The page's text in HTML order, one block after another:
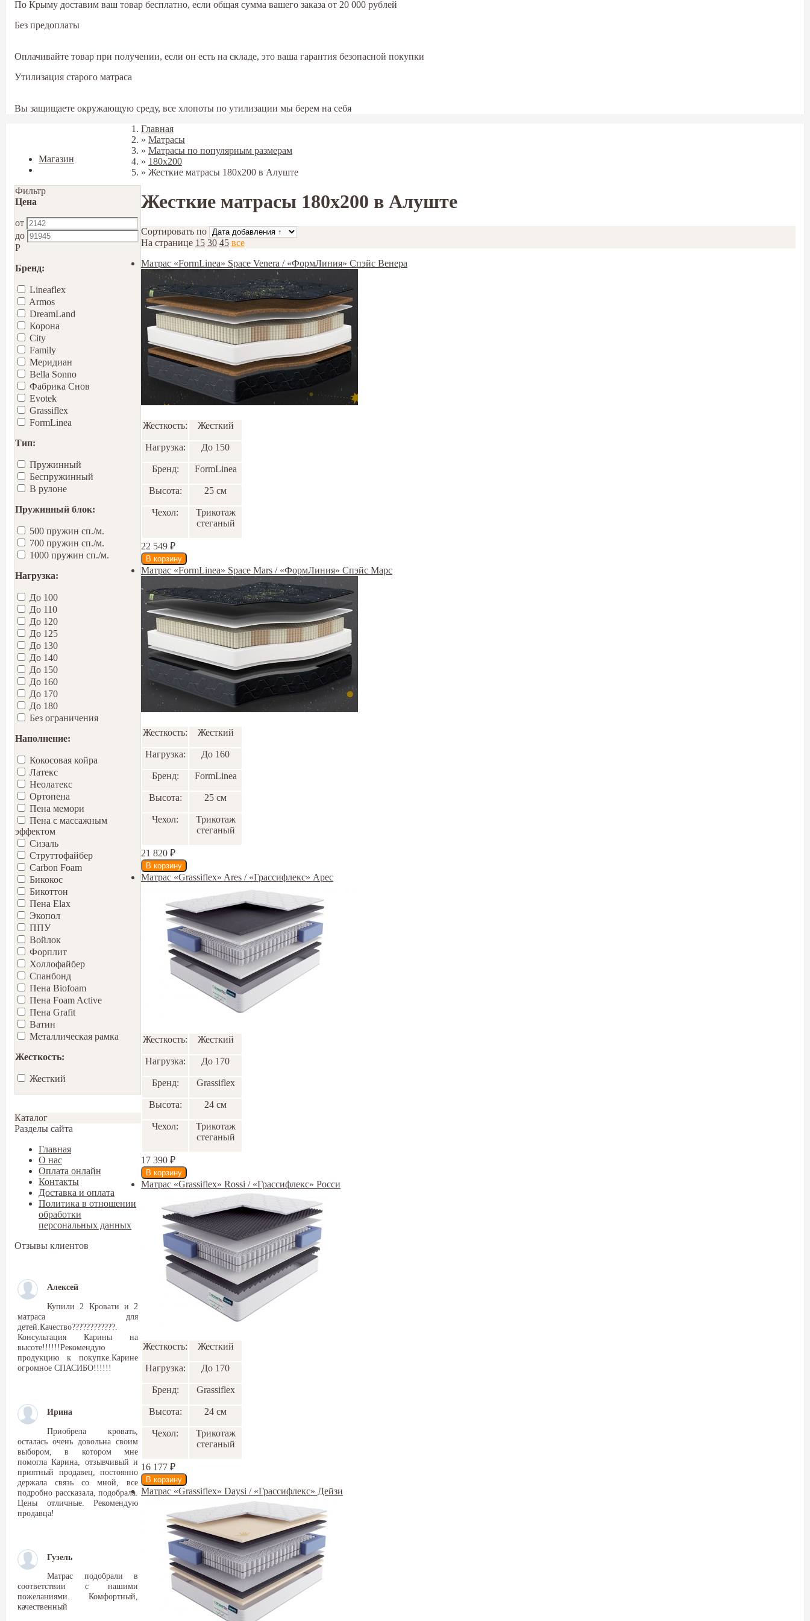
По Крыму доставим ваш товар бесплатно, если общая сумма вашего заказа от 20 000 рублей
Без предоплаты
Оплачивайте товар при получении, если он есть на складе, это ваша гарантия безопасной покупки
Утилизация старого матраса
Вы защищаете окружающую среду, все хлопоты по утилизации мы берем на себя
Магазин
Фильтр
Цена
от
до
Р
Бренд:
Lineaflex
Armos
DreamLand
Корона
City
Family
Меридиан
Bella Sonno
Фабрика Снов
Еvotek
Grassiflex
FormLinea
Тип:
Пружинный
Беспружинный
В рулоне
Пружинный блок:
500 пружин сп./м.
700 пружин сп./м.
1000 пружин сп./м.
Нагрузка:
До 100
До 110
До 120
До 125
До 130
До 140
До 150
До 160
До 170
До 180
Без ограничения
Наполнение:
Кокосовая койра
Латекс
Неолатекс
Ортопена
Пена мемори
Пена с массажным
эффектом
Сизаль
Струттофайбер
Carbon Foam
Бикокос
Бикоттон
Пена Elax
Экопол
ППУ
Войлок
Форплит
Холлофайбер
Спанбонд
Пена Biofoam
Пена Foam Active
Пена Grafit
Ватин
Металлическая рамка
Жесткость:
Жесткий
Каталог
Разделы сайта
Главная
О нас
Оплата онлайн
Контакты
Доставка и оплата
Политика в отношении
обработки
персональных данных
Отзывы клиентов
Алексей
Купили 2 Кровати и 2
матраса для
детей.Качество????????????.
Консультация Карины на
высоте!!!!!!Рекомендую
продукцию к покупке.Карине
огромное СПАСИБО!!!!!!
Ирина
Приобрела кровать,
осталась очень довольна своим
выбором, в котором мне
помогла Карина, отзывчивый и
приятный продавец, постоянно
держала связь со мной, все
подробно рассказала, подобрала.
Цены отличные. Рекомендую
продавца!
Гузель
Матрас подобрали в
соответствии с нашими
пожеланиями. Комфортный,
качественный
Главная
» Матрасы
» Матрасы по популярным размерам
» 180х200
» Жесткие матрасы 180х200 в Алуште
Жесткие матрасы 180х200 в Алуште
Сортировать по
На странице 15 30 45 все
Матрас «FormLinea» Space Venera / «ФормЛиния» Спэйс Венера
Жесткость: Жесткий
Нагрузка: До 150
Бренд: FormLinea
Высота: 25 см
Чехол:
Трикотаж
стеганый
22 549 ₽
Матрас «FormLinea» Space Mars / «ФормЛиния» Спэйс Марс
Жесткость: Жесткий
Нагрузка: До 160
Бренд: FormLinea
Высота: 25 см
Чехол:
Трикотаж
стеганый
21 820 ₽
Матрас «Grassiflex» Ares / «Грассифлекс» Арес
Жесткость: Жесткий
Нагрузка: До 170
Бренд: Grassiflex
Высота: 24 см
Чехол:
Трикотаж
стеганый
17 390 ₽
Матрас «Grassiflex» Rossi / «Грассифлекс» Росси
Жесткость: Жесткий
Нагрузка: До 170
Бренд: Grassiflex
Высота: 24 см
Чехол:
Трикотаж
стеганый
16 177 ₽
Матрас «Grassiflex» Daysi / «Грассифлекс» Дейзи